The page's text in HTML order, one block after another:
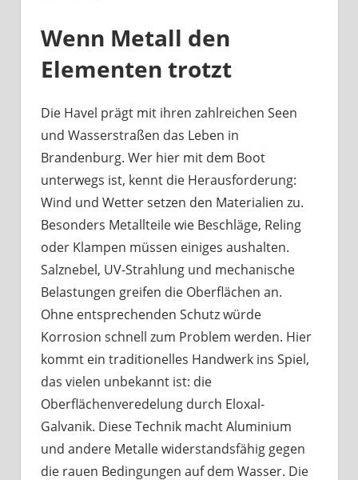
mit
tun?
Wenn Metall den
Elementen trotzt
Die Havel prägt mit ihren zahlreichen Seen
und Wasserstraßen das Leben in
Brandenburg. Wer hier mit dem Boot
unterwegs ist, kennt die Herausforderung:
Wind und Wetter setzen den Materialien zu.
Besonders Metallteile wie Beschläge, Reling
oder Klampen müssen einiges aushalten.
Salznebel, UV-Strahlung und mechanische
Belastungen greifen die Oberflächen an.
Ohne entsprechenden Schutz würde
Korrosion schnell zum Problem werden. Hier
kommt ein traditionelles Handwerk ins Spiel,
das vielen unbekannt ist: die
Oberflächenveredelung durch Eloxal-
Galvanik. Diese Technik macht Aluminium
und andere Metalle widerstandsfähig gegen
die rauen Bedingungen auf dem Wasser. Die